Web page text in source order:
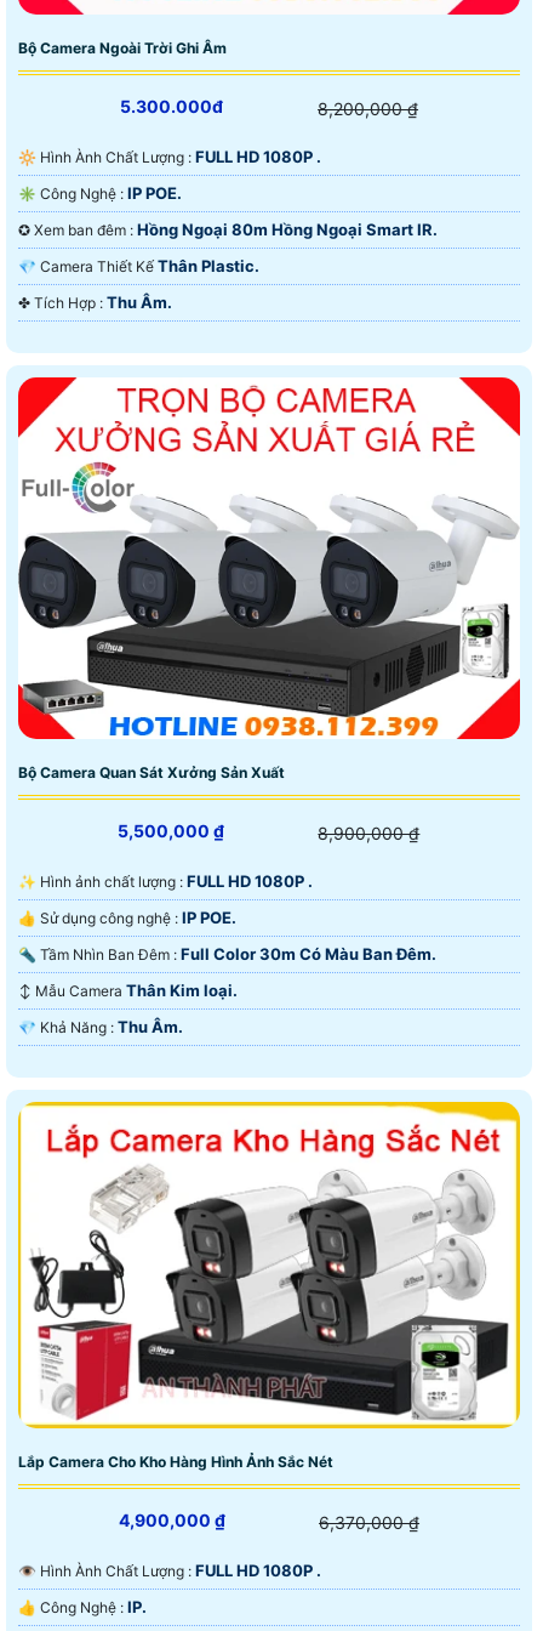
Bộ Camera Ngoài Trời Ghi Âm
5.300.000đ 8,200,000 ₫
🔆 Hình Ành Chất Lượng : FULL HD 1080P .
✳️ Công Nghệ : IP POE.
✪ Xem ban đêm : Hồng Ngoại 80m Hồng Ngoại Smart IR.
💎 Camera Thiết Kế Thân Plastic.
️✤ Tích Hợp : Thu Âm.
Bộ Camera Quan Sát Xưởng Sản Xuất
5,500,000 ₫ 8,900,000 ₫
✨ Hình ảnh chất lượng : FULL HD 1080P .
👍 Sử dụng công nghệ : IP POE.
🔦 Tầm Nhìn Ban Đêm : Full Color 30m Có Màu Ban Ðêm.
↕️ Mẫu Camera Thân Kim loại.
️💎 Khả Năng : Thu Âm.
Lắp Camera Cho Kho Hàng Hình Ảnh Sắc Nét
4,900,000 ₫ 6,370,000 ₫
👁 Hình Ành Chất Lượng : FULL HD 1080P .
👍 Công Nghệ : IP.